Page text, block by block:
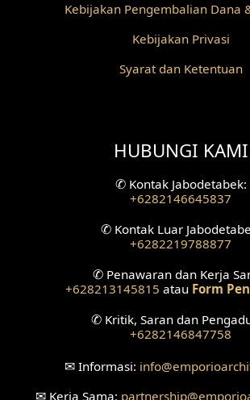
Desain Backyard
Desain Grill Kayu
Desain Pilar
Desain Fasad Depan
Desain Fasad Belakang
Desain Ruang Studio Musik
Fasad Rumah American Style
Kebijakan Pengembalian Dana
Kebijakan Privasi
Syarat dan Ketentuan
HUBUNGI KAMI
✆Kontak Jabodetabek:
+6282146645837
✆Kontak Luar
+6282219788877
✆ Penawaran dan Kerja
+628213145815 atau Form
✆ Kritik, Saran dan
+6282146847758
✉Informasi: info
✉ Kerja Sama: partnership